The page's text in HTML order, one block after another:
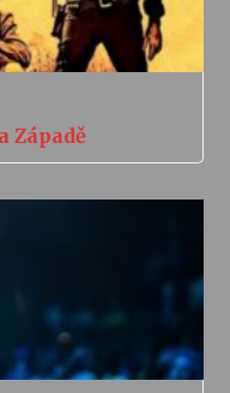
Západě